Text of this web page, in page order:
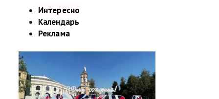
Интересно
Календарь
Реклама